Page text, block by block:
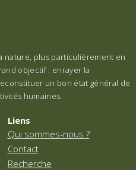
nature, plus particulièrement en
objectif : enrayer la
un bon état général de
humaines.
Liens
Qui sommes-nous ?
Contact
Recherche